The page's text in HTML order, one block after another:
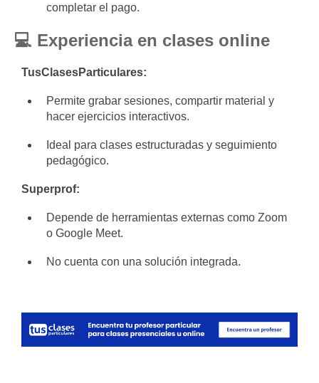
completar el pago.
💻 Experiencia en clases online
TusClasesParticulares:
Permite grabar sesiones, compartir material y
hacer ejercicios interactivos.
Ideal para clases estructuradas y seguimiento
pedagógico.
Superprof:
Depende de herramientas externas como Zoom
o Google Meet.
No cuenta con una solución integrada.